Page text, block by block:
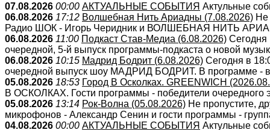
07.08.2026 00:00 АКТУАЛЬНЫЕ СОБЫТИЯ Актульные
06.08.2026 17:12 Волшебная Нить Ариадны (7.08.2026) Не
Радио ШОК - Игорь Черидник и ВОЛШЕБНАЯ НИТЬ
06.08.2026 11:00 Подкаст Став-Медиа (6.08.2026) Сегодня
очередной, 5-й выпуск программы-подкаста о новой
06.08.2026 10:15 Мадрид Бодрит (6.08.2026) Сегодня в
очередной выпуск шоу МАДРИД БОДРИТ. В программе -
05.08.2026 18:53 Город В Осколках. GREENWICH
В ОСКОЛКАХ. Гости программы - победители очередного
05.08.2026 13:14 Рок-Волна (05.08.2026) Не пропустите,
микрофонов - Александр Сенин и гости программы -
04.08.2026 00:00 АКТУАЛЬНЫЕ СОБЫТИЯ Актульные